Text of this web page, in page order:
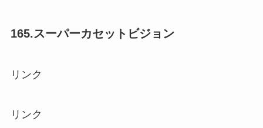
165.スーパーカセットビジョン
リンク
リンク